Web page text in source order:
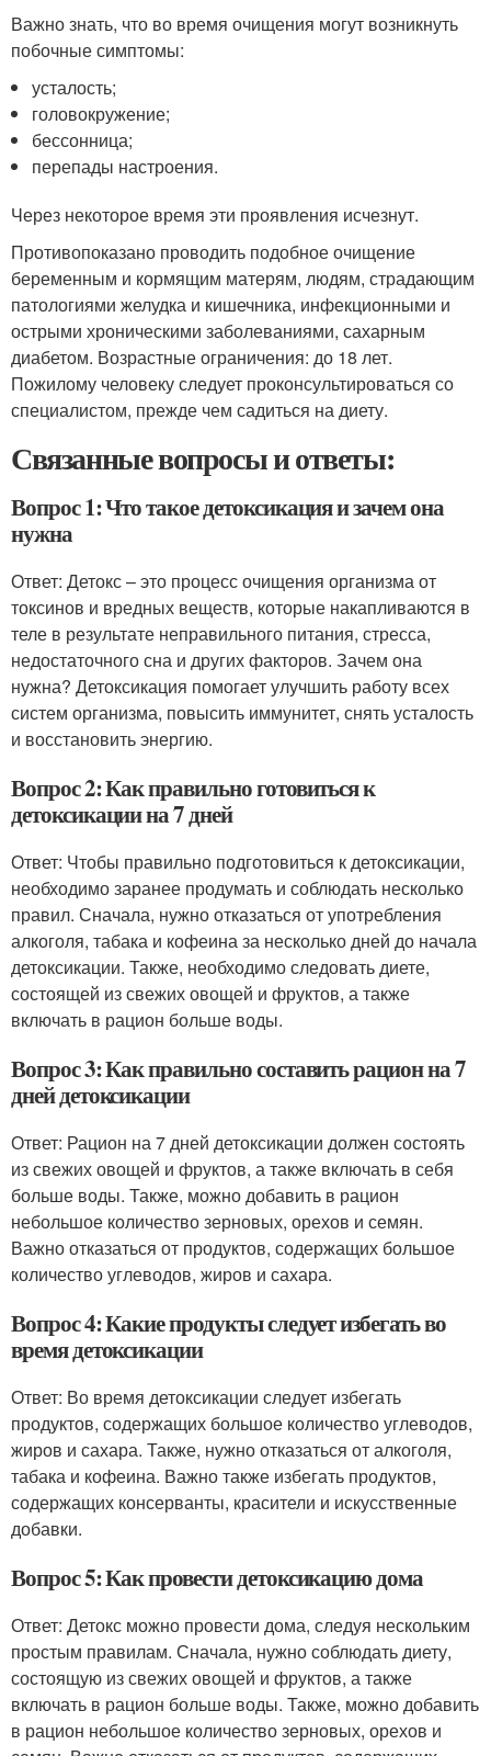
Важно знать, что во время очищения могут возникнуть
побочные симптомы:
усталость;
головокружение;
бессонница;
перепады настроения.
Через некоторое время эти проявления исчезнут.
Противопоказано проводить подобное очищение
беременным и кормящим матерям, людям, страдающим
патологиями желудка и кишечника, инфекционными и
острыми хроническими заболеваниями, сахарным
диабетом. Возрастные ограничения: до 18 лет.
Пожилому человеку следует проконсультироваться со
специалистом, прежде чем садиться на диету.
Связанные вопросы и ответы:
Вопрос 1: Что такое детоксикация и зачем она
нужна
Ответ: Детокс – это процесс очищения организма от
токсинов и вредных веществ, которые накапливаются в
теле в результате неправильного питания, стресса,
недостаточного сна и других факторов. Зачем она
нужна? Детоксикация помогает улучшить работу всех
систем организма, повысить иммунитет, снять усталость
и восстановить энергию.
Вопрос 2: Как правильно готовиться к
детоксикации на 7 дней
Ответ: Чтобы правильно подготовиться к детоксикации,
необходимо заранее продумать и соблюдать несколько
правил. Сначала, нужно отказаться от употребления
алкоголя, табака и кофеина за несколько дней до начала
детоксикации. Также, необходимо следовать диете,
состоящей из свежих овощей и фруктов, а также
включать в рацион больше воды.
Вопрос 3: Как правильно составить рацион на 7
дней детоксикации
Ответ: Рацион на 7 дней детоксикации должен состоять
из свежих овощей и фруктов, а также включать в себя
больше воды. Также, можно добавить в рацион
небольшое количество зерновых, орехов и семян.
Важно отказаться от продуктов, содержащих большое
количество углеводов, жиров и сахара.
Вопрос 4: Какие продукты следует избегать во
время детоксикации
Ответ: Во время детоксикации следует избегать
продуктов, содержащих большое количество углеводов,
жиров и сахара. Также, нужно отказаться от алкоголя,
табака и кофеина. Важно также избегать продуктов,
содержащих консерванты, красители и искусственные
добавки.
Вопрос 5: Как провести детоксикацию дома
Ответ: Детокс можно провести дома, следуя нескольким
простым правилам. Сначала, нужно соблюдать диету,
состоящую из свежих овощей и фруктов, а также
включать в рацион больше воды. Также, можно добавить
в рацион небольшое количество зерновых, орехов и